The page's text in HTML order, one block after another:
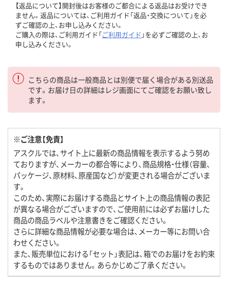
【返品について】開封後はお客様のご都合による返品はお受けでき
ません。返品については、ご利用ガイド「返品・交換について」を必
ずご確認の上、お申し込みください。
ご購入の際は、ご利用ガイド「ご利用ガイド 」を必ずご確認の上、お
申し込みください。
こちらの商品は一般商品とは別便で届く場合がある別送品
です。お届け日の詳細はレジ画面にてご確認をお願い致し
ます。
※ご注意【免責】
アスクルでは、サイト上に最新の商品情報を表示するよう努め
ておりますが、メーカーの都合等により、商品規格・仕様（容量、
パッケージ、原材料、原産国など）が変更される場合がございま
す。
このため、実際にお届けする商品とサイト上の商品情報の表記
が異なる場合がございますので、ご使用前には必ずお届けした
商品の商品ラベルや注意書きをご確認ください。
さらに詳細な商品情報が必要な場合は、メーカー等にお問い合
わせください。
また、販売単位における「セット」表記は、箱でのお届けをお約束
するものではありません。あらかじめご了承ください。